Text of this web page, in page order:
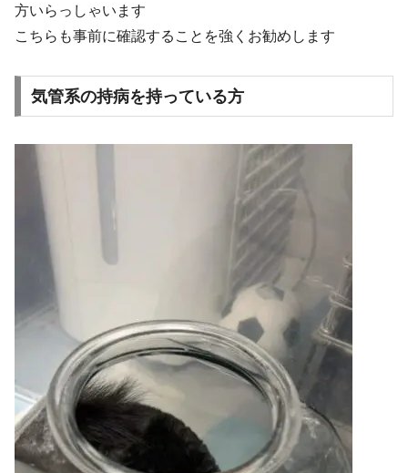
方いらっしゃいます
こちらも事前に確認することを強くお勧めします
気管系の持病を持っている方